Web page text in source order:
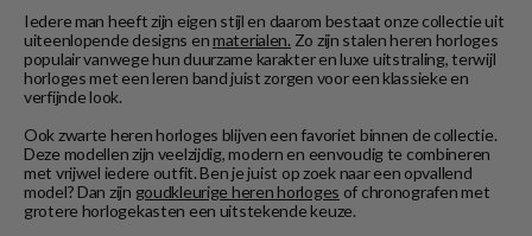
Iedere man heeft zijn eigen stijl en daarom bestaat onze collectie uit
uiteenlopende designs enmaterialen. Zo zijn stalen heren horloges
populair vanwege hun duurzame karakter en luxe uitstraling, terwijl
horloges met een leren band juist zorgen voor een klassieke en
verfijnde look.
Ook zwarte heren horloges blijven een favoriet binnen de collectie.
Deze modellen zijn veelzijdig, modern en eenvoudig te combineren
met vrijwel iedere outfit. Ben je juist op zoek naar een opvallend
model? Dan zijn goudkleurige heren horloges of chronografen met
grotere horlogekasten een uitstekende keuze.